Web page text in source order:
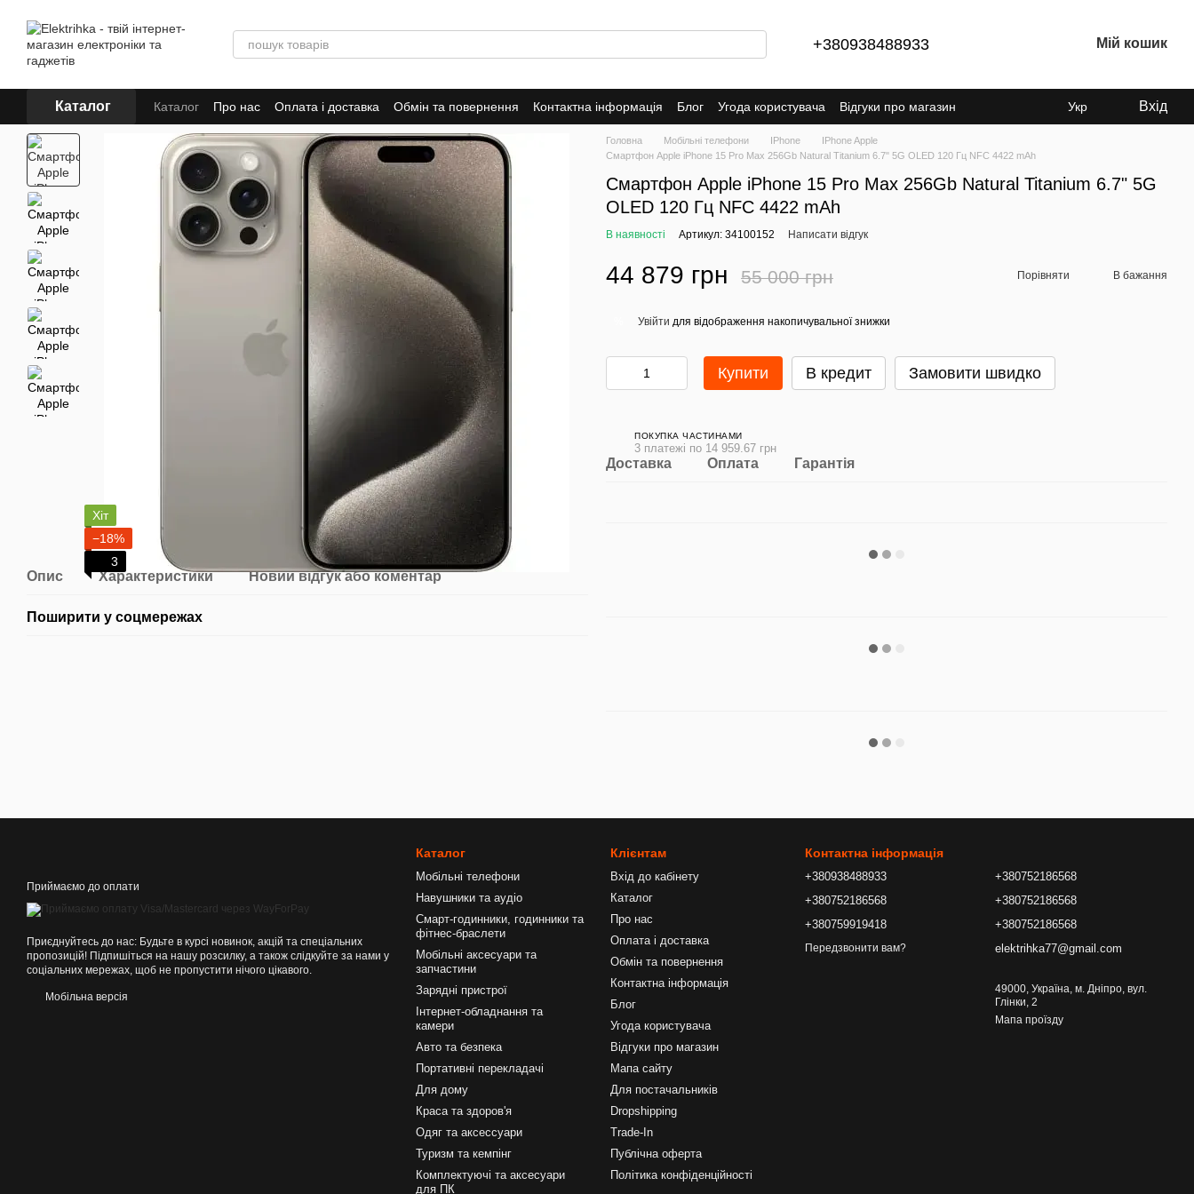
+380938488933 Мій кошик
Каталог Каталог Про нас Оплата і доставка Обмін та повернення Контактна інформація Блог Угода користувача
Відгуки про магазин
Для постачальників
Dropshipping Trade-In Публічна оферта Політика конфіденційності
Укр Вхід
Хіт
−18%
3
Опис Характеристики Новий відгук або коментар
Поширити у соцмережах
Головна Мобільні телефони IPhone
IPhone Apple
Смартфон Apple iPhone 15 Pro Max 256Gb Natural Titanium 6.7" 5G OLED 120 Гц NFC 4422 mAh
Смартфон Apple iPhone 15 Pro Max 256Gb Natural Titanium 6.7" 5G
OLED 120 Гц NFC 4422 mAh
В наявності Артикул: 34100152 Написати відгук
44 879 грн 55 000 грн Порівняти В бажання
Увійти для відображення накопичувальної знижки
Купити В кредит Замовити швидко
ПОКУПКА ЧАСТИНАМИ
3 платежі по 14 959.67 грн
Доставка Оплата Гарантія
Приймаємо до оплати
Приєднуйтесь до нас: Будьте в курсі новинок, акцій та спеціальних
пропозицій! Підпишіться на нашу розсилку, а також слідкуйте за нами у
соціальних мережах, щоб не пропустити нічого цікавого.
Мобільна версія
Каталог
Мобільні телефони
Навушники та аудіо
Смарт-годинники, годинники та
фітнес-браслети
Мобільні аксесуари та
запчастини
Зарядні пристрої
Інтернет-обладнання та
камери
Авто та безпека
Портативні перекладачі
Для дому
Краса та здоров'я
Одяг та аксессуари
Туризм та кемпінг
Комплектуючі та аксесуари
для ПК
Клієнтам
Вхід до кабінету
Каталог
Про нас
Оплата і доставка
Обмін та повернення
Контактна інформація
Блог
Угода користувача
Відгуки про магазин
Мапа сайту
Для постачальників
Dropshipping
Trade-In
Публічна оферта
Політика конфіденційності
Контактна інформація
+380938488933
+380752186568
+380759919418
Передзвонити вам?
+380752186568
+380752186568
+380752186568
elektrihka77@gmail.com
49000, Україна, м. Дніпро, вул.
Глінки, 2
Мапа проїзду